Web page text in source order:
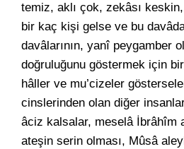
temiz, aklı çok, zekâsı
bir kaç kişi gelse ve bu
davâlarının, yanî peygamber
doğruluğunu göstermek için
hâller ve mu’cizeler
cinslerinden olan diğer
âciz kalsalar, meselâ İbrâhîm
ateşin serin olması, Mûsâ